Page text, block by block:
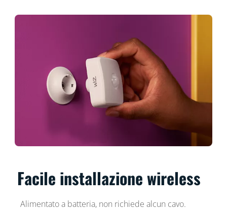
Facile installazione wireless
Alimentato a batteria, non richiede alcun cavo.